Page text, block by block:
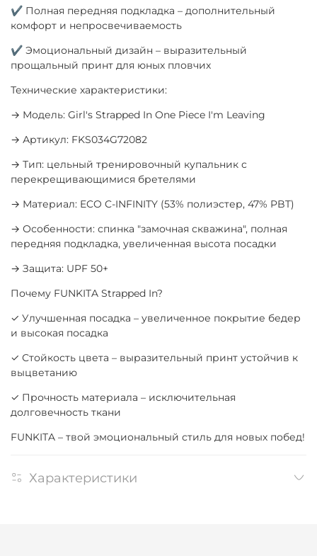
✔ Полная передняя подкладка – дополнительный
комфорт и непросвечиваемость
✔ Эмоциональный дизайн – выразительный
прощальный принт для юных пловчих
Технические характеристики:
→ Модель: Girl's Strapped In One Piece I'm Leaving
→ Артикул: FKS034G72082
→ Тип: цельный тренировочный купальник с
перекрещивающимися бретелями
→ Материал: ECO C-INFINITY (53% полиэстер, 47% PBT)
→ Особенности: спинка "замочная скважина", полная
передняя подкладка, увеличенная высота посадки
→ Защита: UPF 50+
Почему FUNKITA Strapped In?
✓ Улучшенная посадка – увеличенное покрытие бедер
и высокая посадка
✓ Стойкость цвета – выразительный принт устойчив к
выцветанию
✓ Прочность материала – исключительная
долговечность ткани
FUNKITA – твой эмоциональный стиль для новых побед!
Характеристики